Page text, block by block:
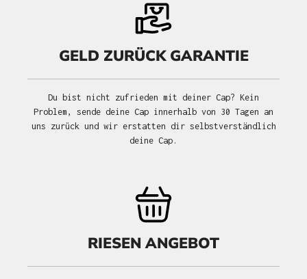
GELD ZURÜCK GARANTIE
Du bist nicht zufrieden mit deiner Cap? Kein
Problem, sende deine Cap innerhalb von 30 Tagen an
uns zurück und wir erstatten dir selbstverständlich
deine Cap.
RIESEN ANGEBOT